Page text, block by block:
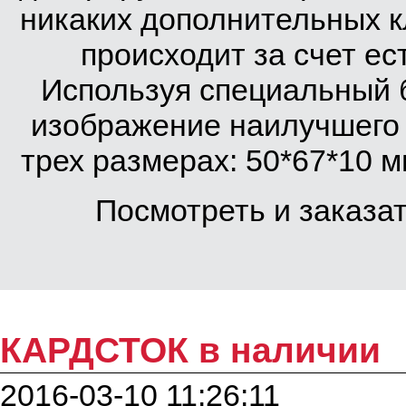
никаких дополнительных
происходит за счет
Используя
изображение
трех размерах: 50*67*10
Посмотреть и
КАРДСТОК в наличии
2016-03-10 11:26:11